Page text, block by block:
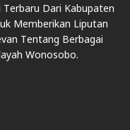
Dari Kabupaten
Memberikan Liputan
Tentang Berbagai
Wonosobo.